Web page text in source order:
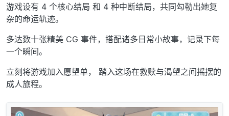
游戏设有 4 个核⼼结局 和 4 种中断结局，共同勾勒出她复
杂的命运轨迹。
多达数⼗张精美 CG 事件，搭配诸多⽇常⼩故事，记录下每
⼀个瞬间。
⽴刻将游戏加⼊愿望单， 踏⼊这场在救赎与渴望之间摇摆的
成⼈旅程。